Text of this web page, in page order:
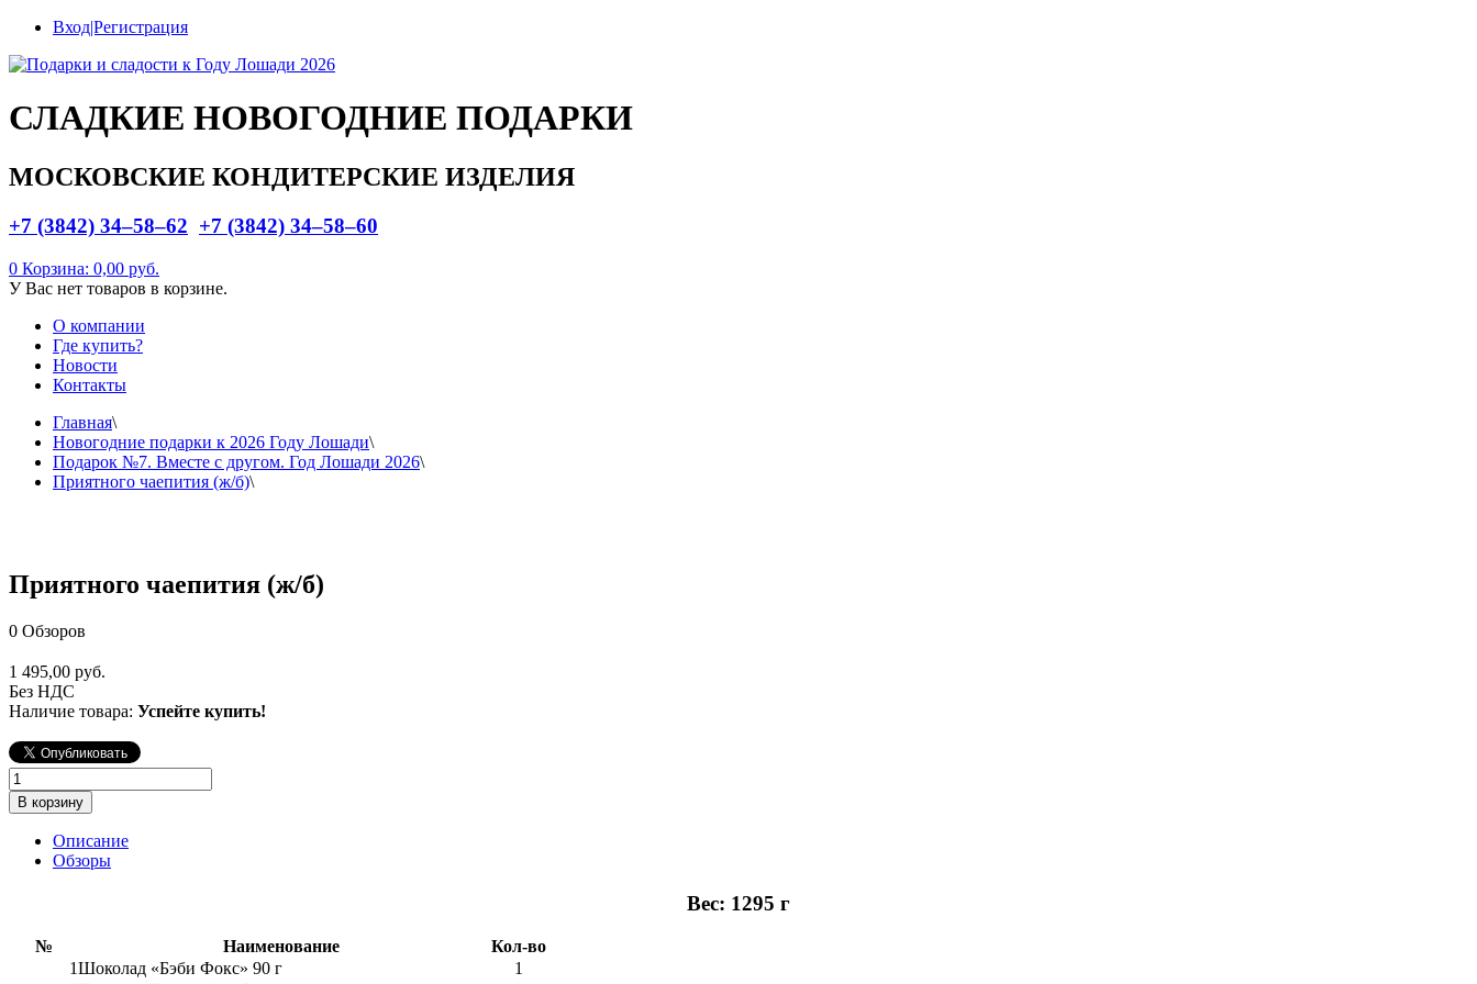
Вход|Регистрация
СЛАДКИЕ НОВОГОДНИЕ ПОДАРКИ
МОСКОВСКИЕ КОНДИТЕРСКИЕ ИЗДЕЛИЯ
+7 (3842) 34–58–62 +7 (3842) 34–58–60
0 Корзина: 0,00 руб.
У Вас нет товаров в корзине.
О компании
Где купить?
Новости
Контакты
Главная\
Новогодние подарки к 2026 Году Лошади\
Подарок №7. Вместе с другом. Год Лошади 2026\
Приятного чаепития (ж/б)\
Приятного чаепития (ж/б)
0 Обзоров
1 495,00 руб.
Без НДС
Наличие товара: Успейте купить!
В корзину
Описание
Обзоры
Вес: 1295 г
№ Наименование
Кол-во
1Шоколад «Бэби Фокс» 90 г
1